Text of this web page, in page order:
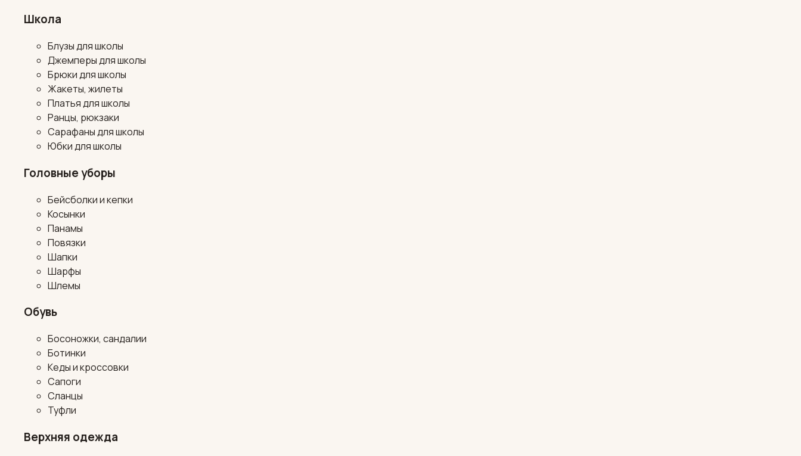
Школа
Блузы для школы
Джемперы для школы
Брюки для школы
Жакеты, жилеты
Платья для школы
Ранцы, рюкзаки
Сарафаны для школы
Юбки для школы
Головные уборы
Бейсболки и кепки
Косынки
Панамы
Повязки
Шапки
Шарфы
Шлемы
Обувь
Босоножки, сандалии
Ботинки
Кеды и кроссовки
Сапоги
Сланцы
Туфли
Верхняя одежда